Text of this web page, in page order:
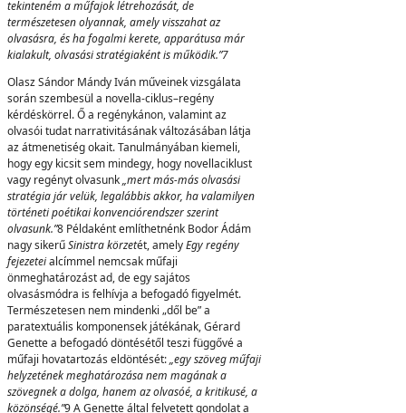
tekinteném a műfajok létrehozását, de
természetesen olyannak, amely visszahat az
olvasásra, és ha fogalmi kerete, apparátusa már
kialakult, olvasási stratégiaként is működik.”7
Olasz Sándor Mándy Iván műveinek vizsgálata
során szembesül a novella-ciklus–regény
kérdéskörrel. Ő a regénykánon, valamint az
olvasói tudat narrativitásának változásában látja
az átmenetiség okait. Tanulmányában kiemeli,
hogy egy kicsit sem mindegy, hogy novellaciklust
vagy regényt olvasunk„mert más-más olvasási
stratégia jár velük, legalábbis akkor, ha valamilyen
történeti poétikai konvenciórendszer szerint
olvasunk.”8 Példaként említhetnénk Bodor Ádám
nagy sikerűSinistra körzetét, amelyEgy regény
fejezeteialcímmel nemcsak műfaji
önmeghatározást ad, de egy sajátos
olvasásmódra is felhívja a befogadó figyelmét.
Természetesen nem mindenki „dől be” a
paratextuális komponensek játékának, Gérard
Genette a befogadó döntésétől teszi függővé a
műfaji hovatartozás eldöntését:„egy szöveg műfaji
helyzetének meghatározása nem magának a
szövegnek a dolga, hanem az olvasóé, a kritikusé, a
közönségé.”9 A Genette által felvetett gondolat a